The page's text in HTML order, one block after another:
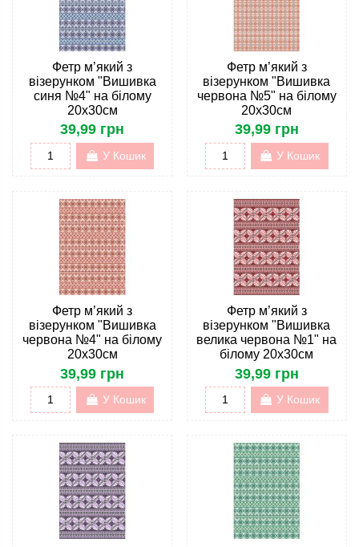
Фетр м’який з
візерунком "Вишивка
синя №4" на білому
20х30см
39,99 грн
У Кошик
Фетр м’який з
візерунком "Вишивка
червона №5" на білому
20х30см
39,99 грн
У Кошик
Фетр м’який з
візерунком "Вишивка
червона №4" на білому
20х30см
39,99 грн
У Кошик
Фетр м’який з
візерунком "Вишивка
велика червона №1" на
білому 20х30см
39,99 грн
У Кошик